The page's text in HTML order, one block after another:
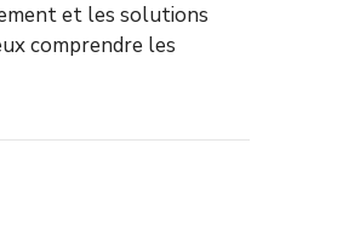
et les solutions
comprendre les